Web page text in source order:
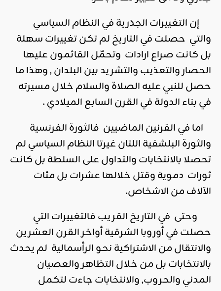
إن التغييرات الجذرية في النظام السياسي
والتي حصلت في التاريخ لم تكن تغييرات سهلة
بل كانت صراع ارادات وتحمّل القائمون عليها
الحصار والتعذيب والتشريد بين البلدان , وهذا ما
حصل للنبي عليه الصلاة والسلام خلال مسيرته
في بناء الدولة في القرن السابع الميلادي .
اما في القرنين الماضيين فالثورة الفرنسية
والثورة البلشفية اللتان غيرتا النظام السياسي لم
تحصلا بالانتخابات والتداول على السلطة بل كانت
ثورات دموية وقتل خلالها عشرات بل مئات
الآلاف من الاشخاص.
وحتى في التاريخ القريب فالتغييرات التي
حصلت في أوروبا الشرقية أواخر القرن العشرين
والانتقال من الاشتراكية نحو الرأسمالية لم يحدث
بالانتخابات بل من خلال التظاهر والعصيان
المدني والحروب, والانتخابات جاءت لتكمل